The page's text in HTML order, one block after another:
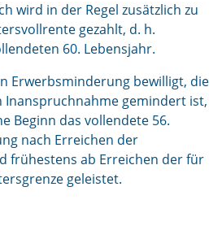
wird in der Regel zusätzlich zu
gezahlt, d. h.
60. Lebensjahr.
Erwerbsminderung bewilligt, die
Inanspruchnahme gemindert ist,
Beginn das vollendete 56.
nach Erreichen der
frühestens ab Erreichen der für
geleistet.